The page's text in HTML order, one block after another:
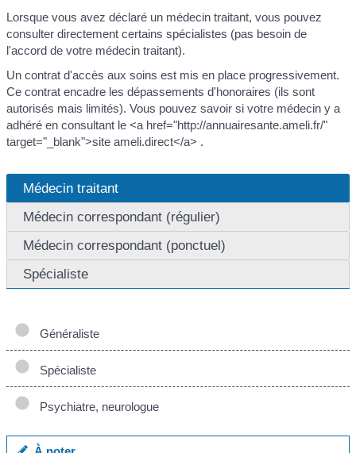
Lorsque vous avez déclaré un médecin traitant, vous pouvez
consulter directement certains spécialistes (pas besoin de
l'accord de votre médecin traitant).
Un contrat d'accès aux soins est mis en place progressivement.
Ce contrat encadre les dépassements d'honoraires (ils sont
autorisés mais limités). Vous pouvez savoir si votre médecin y a
adhéré en consultant le <a href="http://annuairesante.ameli.fr/"
target="_blank">site ameli.direct</a> .
Médecin traitant
Médecin correspondant (régulier)
Médecin correspondant (ponctuel)
Spécialiste
Généraliste
Spécialiste
Psychiatre, neurologue